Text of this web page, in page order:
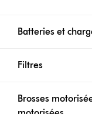
Batteries et
Filtres
Brosses